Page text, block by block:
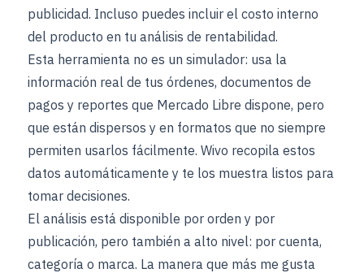
publicidad. Incluso puedes incluir el costo interno
del producto en tu análisis de rentabilidad.
Esta herramienta no es un simulador: usa la
información real de tus órdenes, documentos de
pagos y reportes que Mercado Libre dispone, pero
que están dispersos y en formatos que no siempre
permiten usarlos fácilmente. Wivo recopila estos
datos automáticamente y te los muestra listos para
tomar decisiones.
El análisis está disponible por orden y por
publicación, pero también a alto nivel: por cuenta,
categoría o marca. La manera que más me gusta